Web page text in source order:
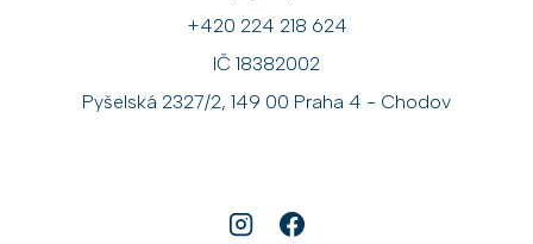
+420 224 218 624
IČ 18382002
Pyšelská 2327/2, 149 00 Praha 4 - Chodov